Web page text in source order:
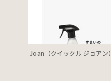
Joan（クイックル ジョアン）